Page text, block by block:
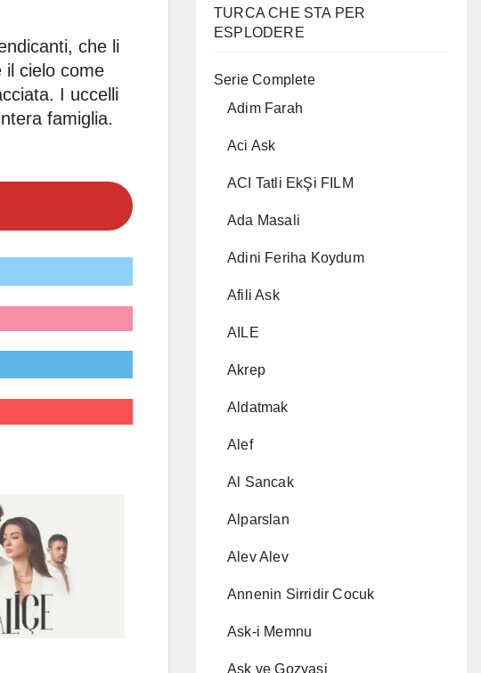
che li
il cielo come
I uccelli
famiglia.
TURCA CHE STA PER
ESPLODERE
Serie Complete
Adim Farah
Aci Ask
ACI Tatli EkŞi FILM
Ada Masali
Adini Feriha Koydum
Afili Ask
AILE
Akrep
Aldatmak
Alef
Al Sancak
Alparslan
Alev Alev
Annenin Sirridir Cocuk
Ask-i Memnu
Ask ve Gozyasi